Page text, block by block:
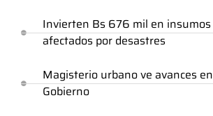
Invierten Bs 676 mil en insumos
afectados por desastres
Magisterio urbano ve avances
Gobierno